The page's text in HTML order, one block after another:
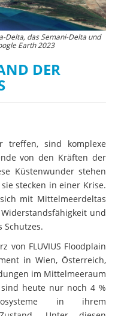
Delta, das Semani-Delta und
Earth 2023
DER
treffen, sind komplexe
von den Kräften der
Küstenwunder stehen
stecken in einer Krise.
mit Mittelmeerdeltas
und
von FLUVIUS Floodplain
in Wien, Österreich,
im Mittelmeeraum
heute nur noch 4 %
in ihrem